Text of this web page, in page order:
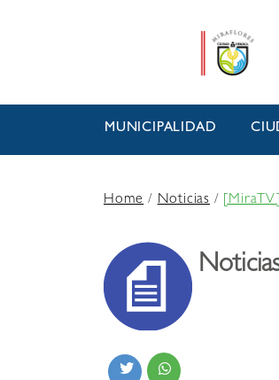
MUNICIPALIDAD
Home/Noticias /